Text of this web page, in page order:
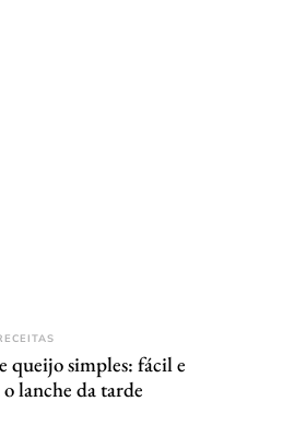
queijo simples: fácil e
lanche da tarde